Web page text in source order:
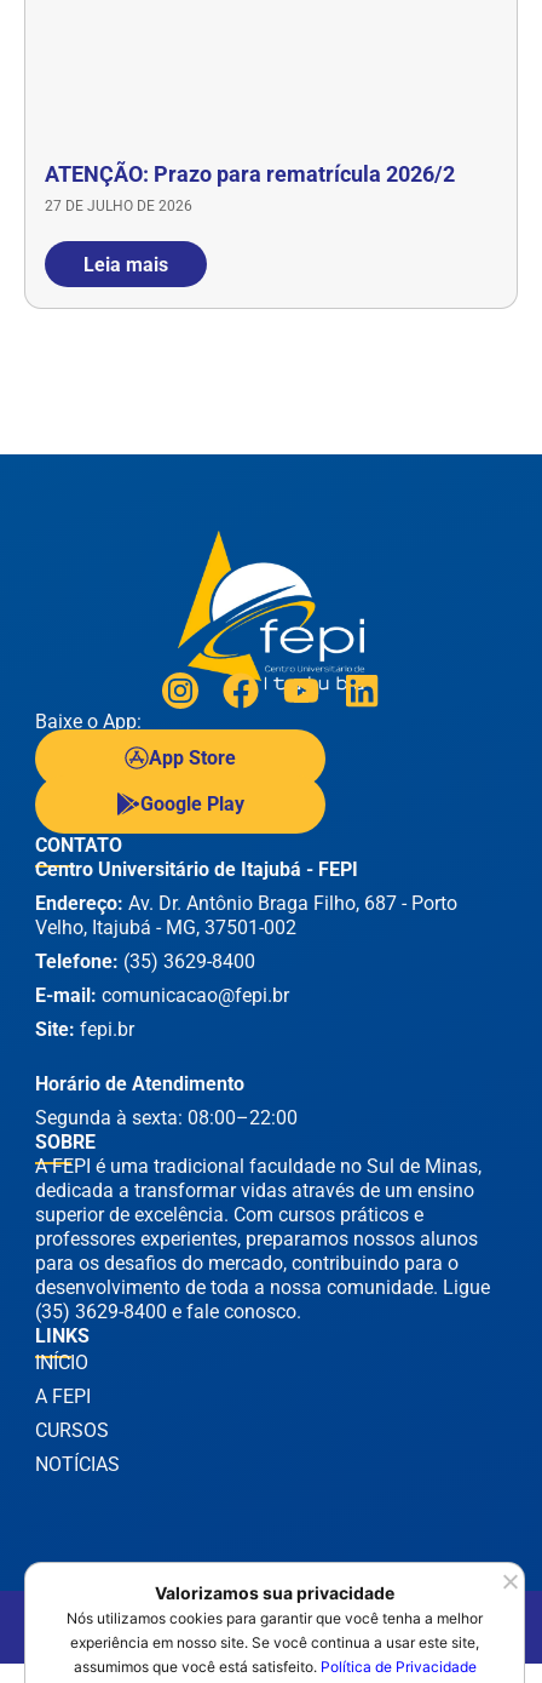
ATENÇÃO: Prazo para rematrícula 2026/2
27 DE JULHO DE 2026
Leia mais
Baixe o App:
App Store
Google Play
SOBRE
A FEPI é uma tradicional faculdade no Sul de Minas,
dedicada a transformar vidas através de um ensino
superior de excelência. Com cursos práticos e
professores experientes, preparamos nossos alunos
para os desafios do mercado, contribuindo para o
desenvolvimento de toda a nossa comunidade. Ligue
(35) 3629-8400 e fale conosco.
LINKS
INÍCIO
A FEPI
CURSOS
NOTÍCIAS
CONTATO
Centro Universitário de Itajubá - FEPI
Endereço: Av. Dr. Antônio Braga Filho, 687 - Porto
Velho, Itajubá - MG, 37501-002
Telefone: (35) 3629-8400
E-mail: comunicacao@fepi.br
Site: fepi.br
Horário de Atendimento
Segunda à sexta: 08:00–22:00
©2025 FEPI Itajubá - Todos os Direitos Reservados
Política de Privacidade
Valorizamos sua privacidade
Nós utilizamos cookies para garantir que você tenha a melhor
experiência em nosso site. Se você continua a usar este site,
assumimos que você está satisfeito. Política de Privacidade